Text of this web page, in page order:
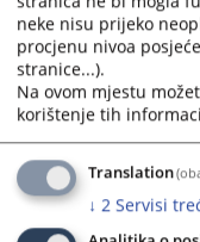
neke nisu prijeko
procjenu nivoa
stranice...).
Na ovom mjestu
korištenje tih
Translation
↓ 2 Servisi